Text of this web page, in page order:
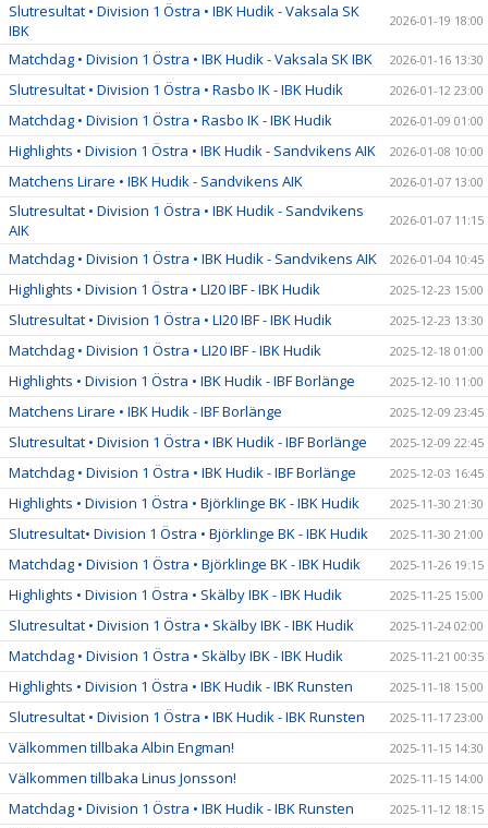
Slutresultat • Division 1 Östra • IBK Hudik - Vaksala SK
IBK
2026-01-19 18:00
Matchdag • Division 1 Östra • IBK Hudik - Vaksala SK IBK 2026-01-16 13:30
Slutresultat • Division 1 Östra • Rasbo IK - IBK Hudik 2026-01-12 23:00
Matchdag • Division 1 Östra • Rasbo IK - IBK Hudik 2026-01-09 01:00
Highlights • Division 1 Östra • IBK Hudik - Sandvikens AIK 2026-01-08 10:00
Matchens Lirare • IBK Hudik - Sandvikens AIK 2026-01-07 13:00
Slutresultat • Division 1 Östra • IBK Hudik - Sandvikens
AIK
2026-01-07 11:15
Matchdag • Division 1 Östra • IBK Hudik - Sandvikens AIK 2026-01-04 10:45
Highlights • Division 1 Östra • LI20 IBF - IBK Hudik 2025-12-23 15:00
Slutresultat • Division 1 Östra • LI20 IBF - IBK Hudik 2025-12-23 13:30
Matchdag • Division 1 Östra • LI20 IBF - IBK Hudik 2025-12-18 01:00
Highlights • Division 1 Östra • IBK Hudik - IBF Borlänge 2025-12-10 11:00
Matchens Lirare • IBK Hudik - IBF Borlänge 2025-12-09 23:45
Slutresultat • Division 1 Östra • IBK Hudik - IBF Borlänge 2025-12-09 22:45
Matchdag • Division 1 Östra • IBK Hudik - IBF Borlänge 2025-12-03 16:45
Highlights • Division 1 Östra • Björklinge BK - IBK Hudik 2025-11-30 21:30
Slutresultat• Division 1 Östra • Björklinge BK - IBK Hudik 2025-11-30 21:00
Matchdag • Division 1 Östra • Björklinge BK - IBK Hudik 2025-11-26 19:15
Highlights • Division 1 Östra • Skälby IBK - IBK Hudik 2025-11-25 15:00
Slutresultat • Division 1 Östra • Skälby IBK - IBK Hudik 2025-11-24 02:00
Matchdag • Division 1 Östra • Skälby IBK - IBK Hudik 2025-11-21 00:35
Highlights • Division 1 Östra • IBK Hudik - IBK Runsten 2025-11-18 15:00
Slutresultat • Division 1 Östra • IBK Hudik - IBK Runsten 2025-11-17 23:00
Välkommen tillbaka Albin Engman! 2025-11-15 14:30
Välkommen tillbaka Linus Jonsson! 2025-11-15 14:00
Matchdag • Division 1 Östra • IBK Hudik - IBK Runsten 2025-11-12 18:15